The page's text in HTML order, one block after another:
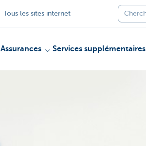
Tous les sites internet
Assurances Services supplémentaires